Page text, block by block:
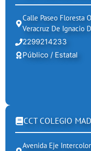
Calle Paseo Floresta
Veracruz De Ignacio
2299214233
Público / Estatal
CCT COLEGIO
Avenida Eje